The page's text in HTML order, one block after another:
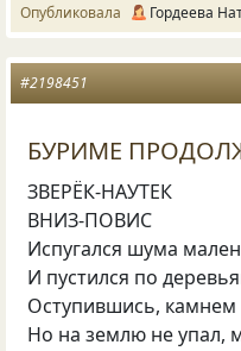
Опубликовала Гордеева
#2198451
БУРИМЕ
ЗВЕРЁК-НАУТЕК
ВНИЗ-ПОВИС
Испугался шума
И пустился по
Оступившись, камнем
Но на землю не упал,